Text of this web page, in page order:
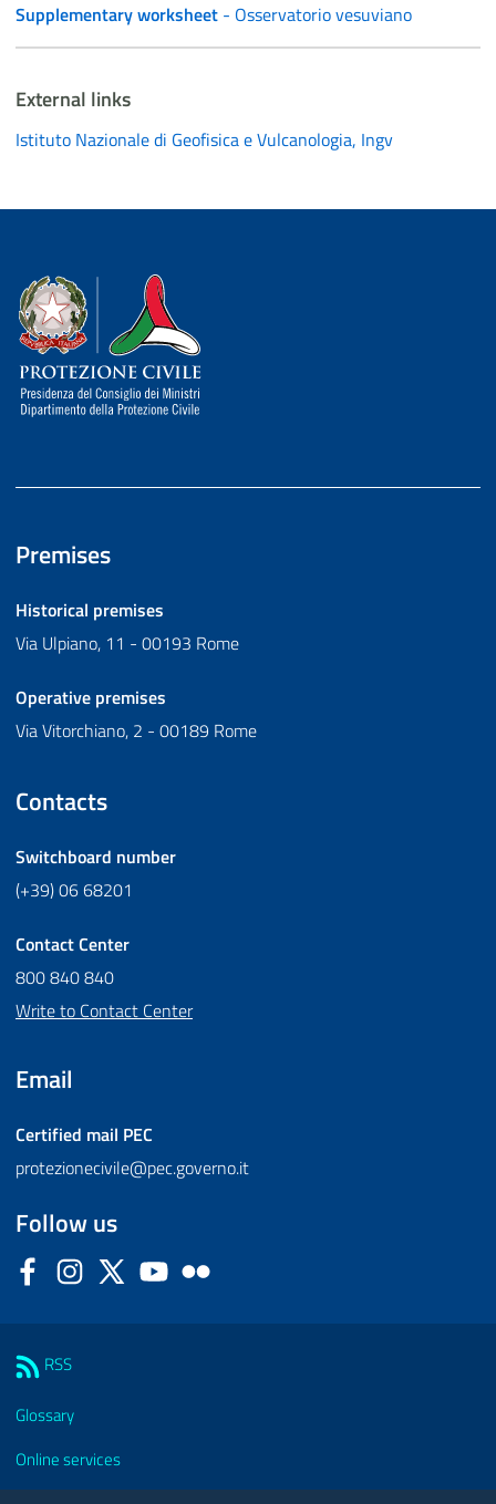
Supplementary worksheet - Osservatorio vesuviano
External links
Istituto Nazionale di Geofisica e Vulcanologia, Ingv
Dipartimento della Protezione Civile
Premises
Historical premises
Via Ulpiano, 11 - 00193 Rome
Operative premises
Via Vitorchiano, 2 - 00189 Rome
Contacts
Switchboard number
(+39) 06 68201
Contact Center
800 840 840
Write to Contact Center
Email
Certified mail PEC
protezionecivile@pec.governo.it
Follow us
FacebookInstagram
Twitter YouTube
RSS
Glossary
Online services